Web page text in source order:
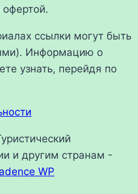
офертой.
ссылки могут быть
Информацию о
узнать, перейдя по
и другим странам -
WP